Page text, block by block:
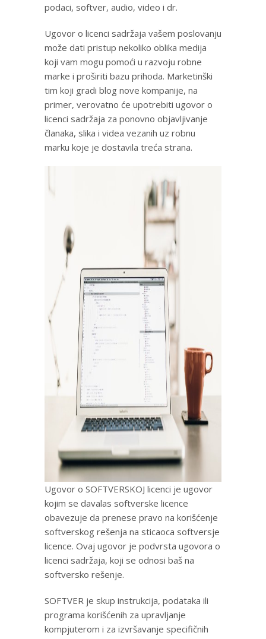
podaci, softver, audio, video i dr.
Ugovor o licenci sadržaja vašem poslovanju
može dati pristup nekoliko oblika medija
koji vam mogu pomoći u razvoju robne
marke i proširiti bazu prihoda. Marketinški
tim koji gradi blog nove kompanije, na
primer, verovatno će upotrebiti ugovor o
licenci sadržaja za ponovno objavljivanje
članaka, slika i videa vezanih uz robnu
marku koje je dostavila treća strana.
Ugovor o SOFTVERSKOJ licenci je ugovor
kojim se davalas softverske licence
obavezuje da prenese pravo na korišćenje
softverskog rešenja na sticaoca softversje
licence. Ovaj ugovor je podvrsta ugovora o
licenci sadržaja, koji se odnosi baš na
softversko rešenje.
SOFTVER je skup instrukcija, podataka ili
programa korišćenih za upravljanje
kompjuterom i za izvršavanje specifičnih